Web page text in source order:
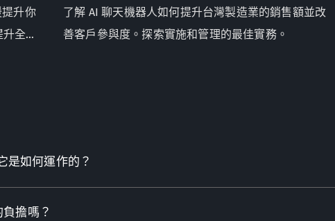
升你
全球
了解 AI 聊天機器人如何提升台灣製造業的銷售額並改
善客戶參與度。探索實施和管理的最佳實務。
是如何運作的？
擔嗎？